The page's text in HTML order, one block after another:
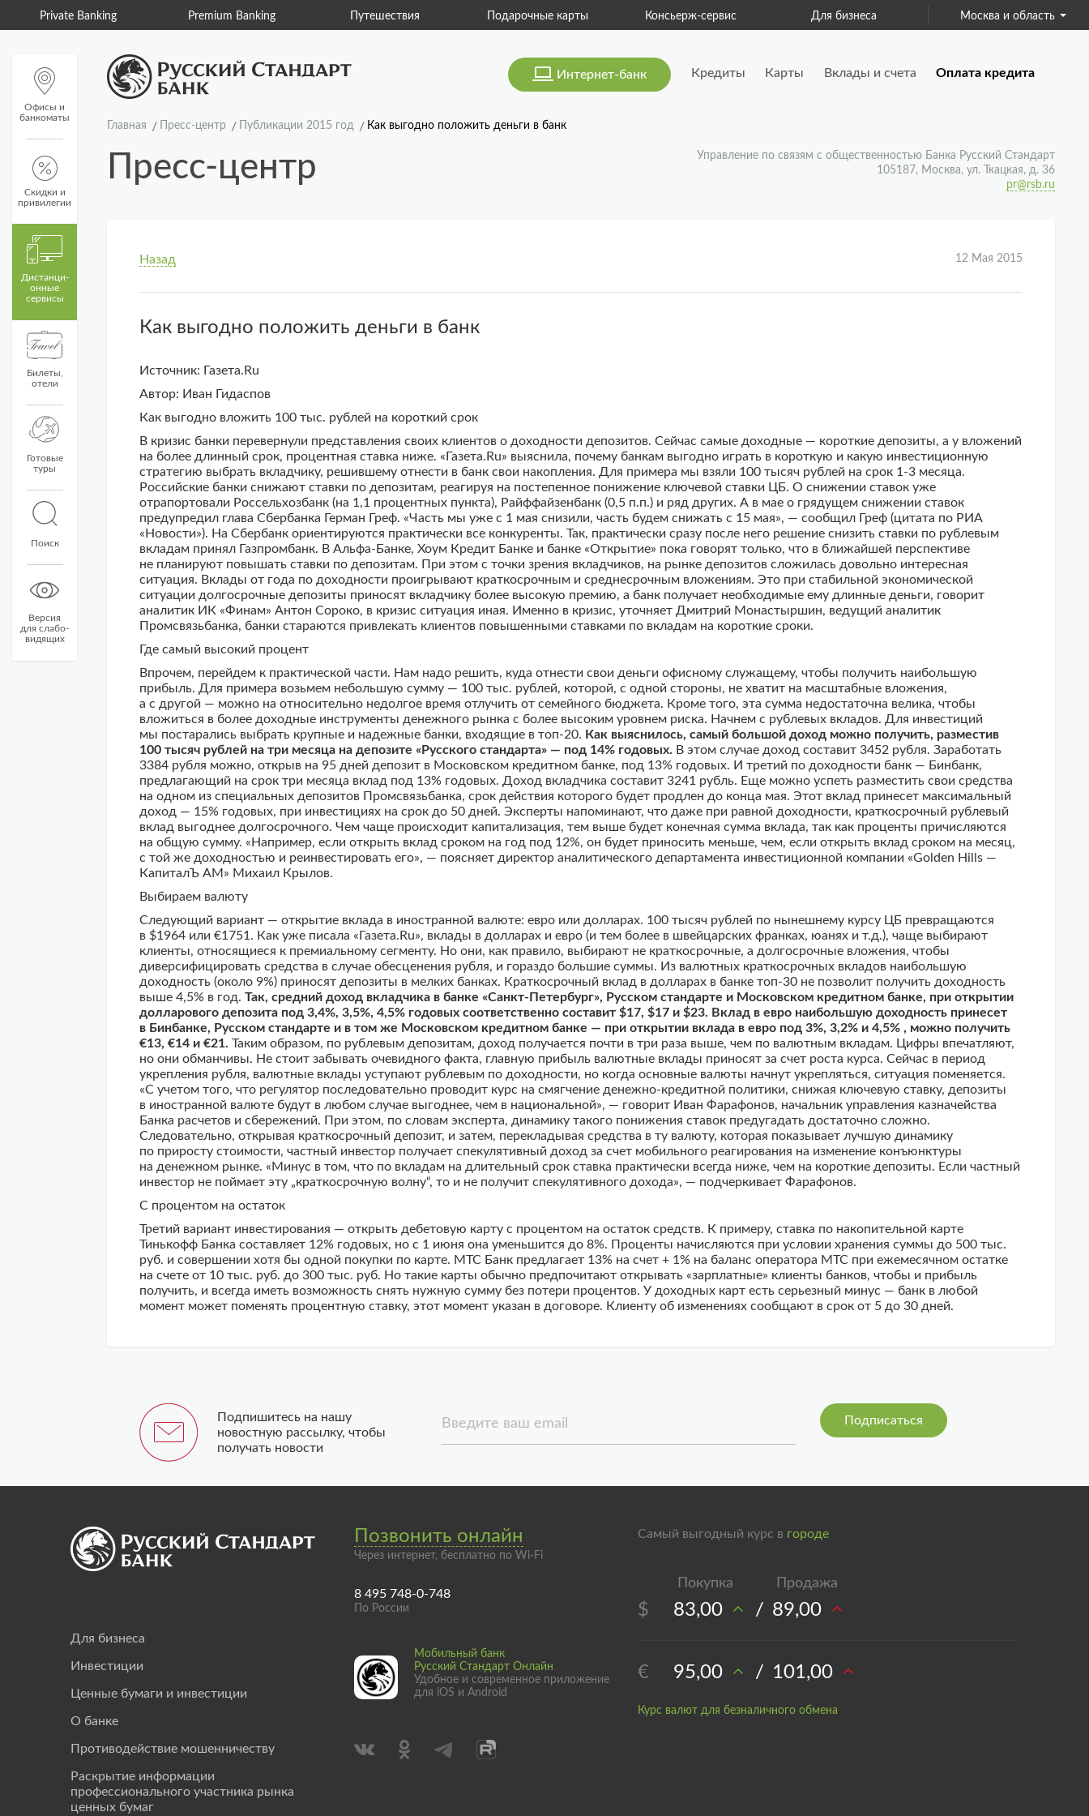
Private Banking Premium Banking Путешествия Подарочные карты Консьерж-сервис Для бизнеса Страхование
Москва и область
Офисы и
банкоматы
Скидки и
привилегии
Дистанци­
онные
сервисы
Билеты,
отели
Готовые
туры
Поиск
Версия
для слабо-
видящих
Интернет-банк Кредиты Карты Вклады и счета Оплата кредита
Главная Пресс-центр Публикации 2015 год Как выгодно положить деньги в банк
Пресс-центр
Управление по связям с общественностью Банка Русский Стандарт
105187, Москва, ул. Ткацкая, д. 36
pr@rsb.ru
Назад 12 Мая 2015
Как выгодно положить деньги в банк
Источник: Газета.Ru
Автор: Иван Гидаспов
Как выгодно вложить 100 тыс. рублей на короткий срок
В кризис банки перевернули представления своих клиентов о доходности депозитов. Сейчас самые доходные — короткие депозиты, а у вложений
на более длинный срок, процентная ставка ниже. «Газета.Ru» выяснила, почему банкам выгодно играть в короткую и какую инвестиционную
стратегию выбрать вкладчику, решившему отнести в банк свои накопления. Для примера мы взяли 100 тысяч рублей на срок 1-3 месяца.
Российские банки снижают ставки по депозитам, реагируя на постепенное понижение ключевой ставки ЦБ. О снижении ставок уже
отрапортовали Россельхозбанк (на 1,1 процентных пункта), Райффайзенбанк (0,5 п.п.) и ряд других. А в мае о грядущем снижении ставок
предупредил глава Сбербанка Герман Греф. «Часть мы уже с 1 мая снизили, часть будем снижать с 15 мая», — сообщил Греф (цитата по РИА
«Новости»). На Сбербанк ориентируются практически все конкуренты. Так, практически сразу после него решение снизить ставки по рублевым
вкладам принял Газпромбанк. В Альфа-Банке, Хоум Кредит Банке и банке «Открытие» пока говорят только, что в ближайшей перспективе
не планируют повышать ставки по депозитам. При этом с точки зрения вкладчиков, на рынке депозитов сложилась довольно интересная
ситуация. Вклады от года по доходности проигрывают краткосрочным и среднесрочным вложениям. Это при стабильной экономической
ситуации долгосрочные депозиты приносят вкладчику более высокую премию, а банк получает необходимые ему длинные деньги, говорит
аналитик ИК «Финам» Антон Сороко, в кризис ситуация иная. Именно в кризис, уточняет Дмитрий Монастыршин, ведущий аналитик
Промсвязьбанка, банки стараются привлекать клиентов повышенными ставками по вкладам на короткие сроки.
Где самый высокий процент
Впрочем, перейдем к практической части. Нам надо решить, куда отнести свои деньги офисному служащему, чтобы получить наибольшую
прибыль. Для примера возьмем небольшую сумму — 100 тыс. рублей, которой, с одной стороны, не хватит на масштабные вложения,
а с другой — можно на относительно недолгое время отлучить от семейного бюджета. Кроме того, эта сумма недостаточна велика, чтобы
вложиться в более доходные инструменты денежного рынка с более высоким уровнем риска. Начнем с рублевых вкладов. Для инвестиций
мы постарались выбрать крупные и надежные банки, входящие в топ-20. Как выяснилось, самый большой доход можно получить, разместив
100 тысяч рублей на три месяца на депозите «Русского стандарта» — под 14% годовых. В этом случае доход составит 3452 рубля. Заработать
3384 рубля можно, открыв на 95 дней депозит в Московском кредитном банке, под 13% годовых. И третий по доходности банк — Бинбанк,
предлагающий на срок три месяца вклад под 13% годовых. Доход вкладчика составит 3241 рубль. Еще можно успеть разместить свои средства
на одном из специальных депозитов Промсвязьбанка, срок действия которого будет продлен до конца мая. Этот вклад принесет максимальный
доход — 15% годовых, при инвестициях на срок до 50 дней. Эксперты напоминают, что даже при равной доходности, краткосрочный рублевый
вклад выгоднее долгосрочного. Чем чаще происходит капитализация, тем выше будет конечная сумма вклада, так как проценты причисляются
на общую сумму. «Например, если открыть вклад сроком на год под 12%, он будет приносить меньше, чем, если открыть вклад сроком на месяц,
с той же доходностью и реинвестировать его», — поясняет директор аналитического департамента инвестиционной компании «Golden Hills —
КапиталЪ АМ» Михаил Крылов.
Выбираем валюту
Следующий вариант — открытие вклада в иностранной валюте: евро или долларах. 100 тысяч рублей по нынешнему курсу ЦБ превращаются
в $1964 или €1751. Как уже писала «Газета.Ru», вклады в долларах и евро (и тем более в швейцарских франках, юанях и т.д.), чаще выбирают
клиенты, относящиеся к премиальному сегменту. Но они, как правило, выбирают не краткосрочные, а долгосрочные вложения, чтобы
диверсифицировать средства в случае обесценения рубля, и гораздо большие суммы. Из валютных краткосрочных вкладов наибольшую
доходность (около 9%) приносят депозиты в мелких банках. Краткосрочный вклад в долларах в банке топ-30 не позволит получить доходность
выше 4,5% в год. Так, средний доход вкладчика в банке «Санкт-Петербург», Русском стандарте и Московском кредитном банке, при открытии
долларового депозита под 3,4%, 3,5%, 4,5% годовых соответственно составит $17, $17 и $23. Вклад в евро наибольшую доходность принесет
в Бинбанке, Русском стандарте и в том же Московском кредитном банке — при открытии вклада в евро под 3%, 3,2% и 4,5% , можно получить
€13, €14 и €21. Таким образом, по рублевым депозитам, доход получается почти в три раза выше, чем по валютным вкладам. Цифры впечатляют,
но они обманчивы. Не стоит забывать очевидного факта, главную прибыль валютные вклады приносят за счет роста курса. Сейчас в период
укрепления рубля, валютные вклады уступают рублевым по доходности, но когда основные валюты начнут укрепляться, ситуация поменяется.
«С учетом того, что регулятор последовательно проводит курс на смягчение денежно-кредитной политики, снижая ключевую ставку, депозиты
в иностранной валюте будут в любом случае выгоднее, чем в национальной», — говорит Иван Фарафонов, начальник управления казначейства
Банка расчетов и сбережений. При этом, по словам эксперта, динамику такого понижения ставок предугадать достаточно сложно.
Следовательно, открывая краткосрочный депозит, и затем, перекладывая средства в ту валюту, которая показывает лучшую динамику
по приросту стоимости, частный инвестор получает спекулятивный доход за счет мобильного реагирования на изменение конъюнктуры
на денежном рынке. «Минус в том, что по вкладам на длительный срок ставка практически всегда ниже, чем на короткие депозиты. Если частный
инвестор не поймает эту „краткосрочную волну“, то и не получит спекулятивного дохода», — подчеркивает Фарафонов.
С процентом на остаток
Третий вариант инвестирования — открыть дебетовую карту с процентом на остаток средств. К примеру, ставка по накопительной карте
Тинькофф Банка составляет 12% годовых, но с 1 июня она уменьшится до 8%. Проценты начисляются при условии хранения суммы до 500 тыс.
руб. и совершении хотя бы одной покупки по карте. МТС Банк предлагает 13% на счет + 1% на баланс оператора МТС при ежемесячном остатке
на счете от 10 тыс. руб. до 300 тыс. руб. Но такие карты обычно предпочитают открывать «зарплатные» клиенты банков, чтобы и прибыль
получить, и всегда иметь возможность снять нужную сумму без потери процентов. У доходных карт есть серьезный минус — банк в любой
момент может поменять процентную ставку, этот момент указан в договоре. Клиенту об изменениях сообщают в срок от 5 до 30 дней.
Подпишитесь на нашу
новостную рассылку, чтобы
получать новости
Введите ваш email
Позвонить онлайн
Через интернет, бесплатно по Wi-Fi
8 495 748-0-748
По России
Для бизнеса
Инвестиции
Ценные бумаги и инвестиции
О банке
Противодействие мошенничеству
Раскрытие информации
профессионального участника рынка
ценных бумаг
Мобильный банк
Русский Стандарт Онлайн
Удобное и современное приложение
для iOS и Android
Самый выгодный курс в городе
$ 83,00 / 89,00
€ 95,00 / 101,00
Курс валют для безналичного обмена